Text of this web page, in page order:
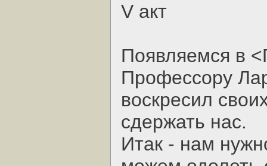
V акт
Появляемся в
Профессору
воскресил
сдержать нас.
Итак - нам